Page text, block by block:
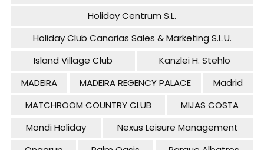
Holiday Centrum S.L.
Holiday Club Canarias Sales & Marketing S.L.U.
Island Village Club
Kanzlei H. Stehlo
MADEIRA
MADEIRA REGENCY PALACE
Madrid
MATCHROOM COUNTRY CLUB
MIJAS COSTA
Mondi Holiday
Nexus Leisure Management